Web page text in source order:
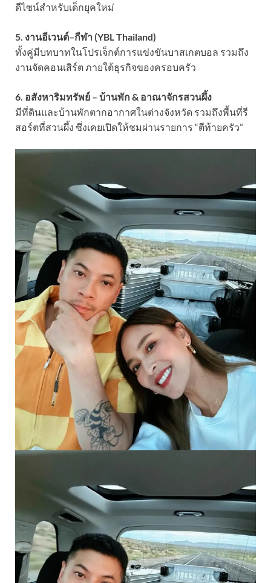
ดีไซน์สำหรับเด็กยุคใหม่
5. งานอีเวนต์–กีฬา (YBL Thailand)
ทั้งคู่มีบทบาทในโปรเจ็กต์การแข่งขันบาสเกตบอล รวมถึง
งานจัดคอนเสิร์ต ภายใต้ธุรกิจของครอบครัว
6. อสังหาริมทรัพย์ – บ้านพัก & อาณาจักรสวนผึ้ง
มีที่ดินและบ้านพักตากอากาศในต่างจังหวัด รวมถึงพื้นที่รี
สอร์ตที่สวนผึ้ง ซึ่งเคยเปิดให้ชมผ่านรายการ “ตีท้ายครัว”